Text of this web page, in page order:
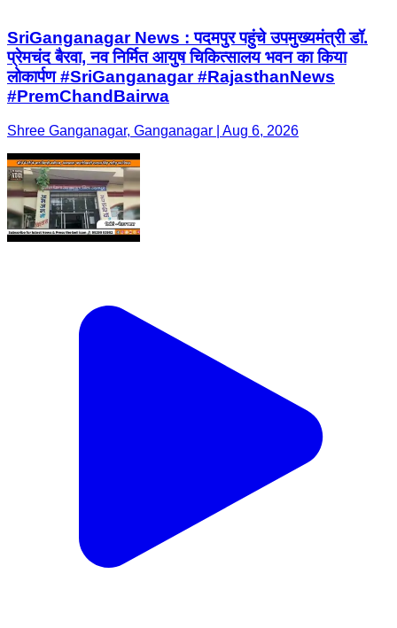
SriGanganagar News : पदमपुर पहुंचे उपमुख्यमंत्री डॉ.
प्रेमचंद बैरवा, नव निर्मित आयुष चिकित्सालय भवन का किया
लोकार्पण #SriGanganagar #RajasthanNews
#PremChandBairwa
Shree Ganganagar, Ganganagar | Aug 6, 2026